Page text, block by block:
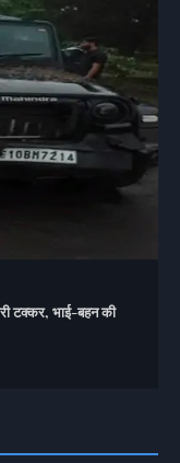
टक्कर, भाई-बहन की